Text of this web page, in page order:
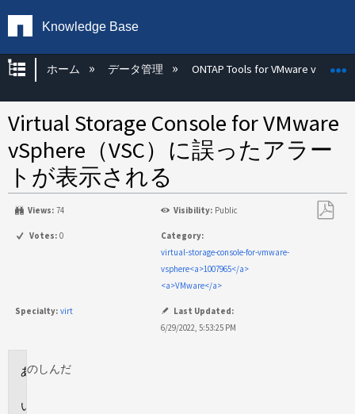
Knowledge Base
グローバル階層を展開/折りたたむ
ホーム データ管理 ONTAP Tools for VMware vSphere
Virtual Storage Console for VMware
vSphere（VSC）に誤ったアラー
トが表示される
Views: 74 Visibility: Public
Votes: 0
Category:
virtual-storage-console-for-vmware-
vsphere<a>1007965</a>
<a>VMware</a>
Specialty: virt
Last Updated:
6/29/2022, 5:53:25 PM
環
のしんだ